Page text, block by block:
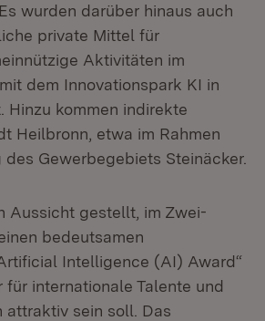
wurden darüber hinaus auch
private Mittel für
Aktivitäten im
dem Innovationspark KI in
Hinzu kommen indirekte
Heilbronn, etwa im Rahmen
Gewerbegebiets Steinäcker.
Aussicht gestellt, im Zwei-
bedeutsamen
Intelligence (AI) Award“
für internationale Talente und
attraktiv sein soll. Das